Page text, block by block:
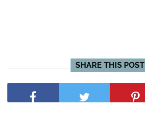
SHARE THIS POST